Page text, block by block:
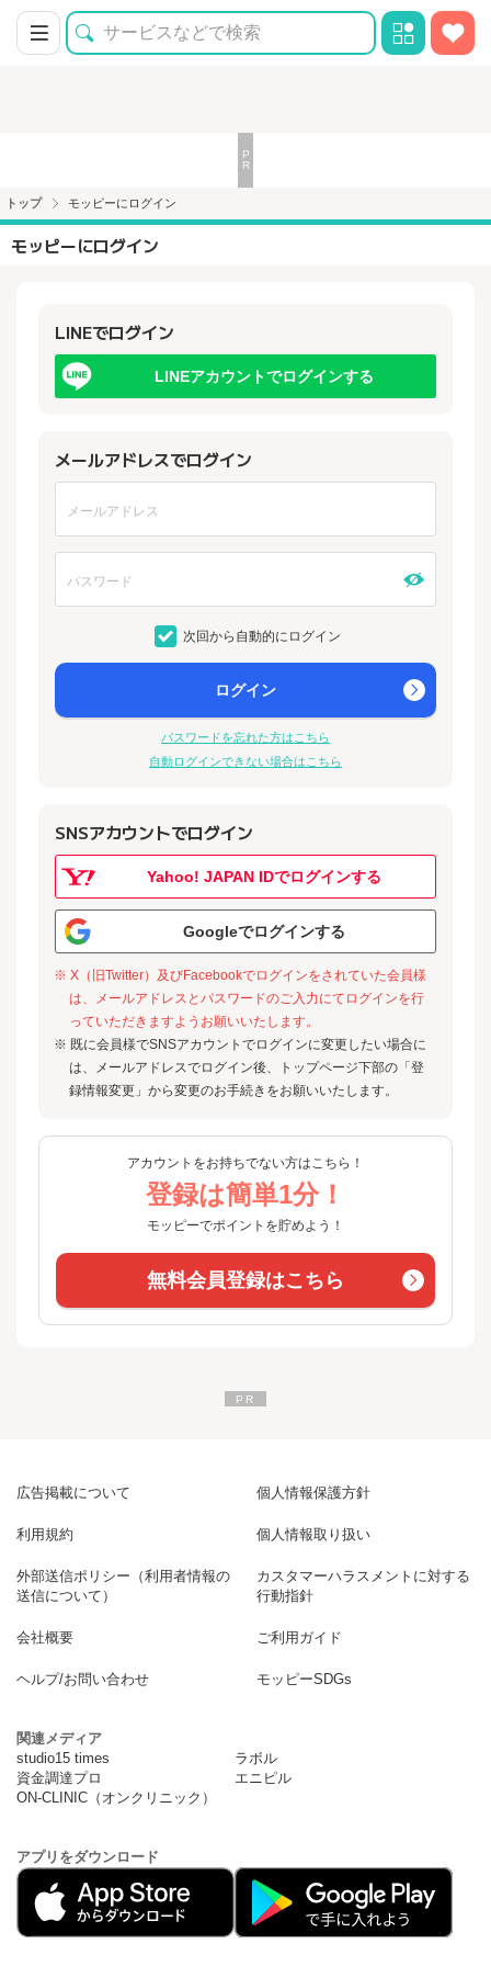
トップ モッピーにログイン
モッピーにログイン
LINEでログイン
LINEアカウントでログインする
メールアドレスでログイン
次回から自動的にログイン
ログイン
パスワードを忘れた方はこちら
自動ログインできない場合はこちら
SNSアカウントでログイン
Yahoo! JAPAN IDでログインする
Googleでログインする
※ X（旧Twitter）及びFacebookでログインをされていた会員様
は、メールアドレスとパスワードのご入力にてログインを行
っていただきますようお願いいたします。
※ 既に会員様でSNSアカウントでログインに変更したい場合に
は、メールアドレスでログイン後、トップページ下部の「登
録情報変更」から変更のお手続きをお願いいたします。
アカウントをお持ちでない方はこちら！
登録は簡単1分！
モッピーでポイントを貯めよう！
無料会員登録はこちら
広告掲載について 個人情報保護方針
利用規約 個人情報取り扱い
外部送信ポリシー（利用者情報の
送信について）
カスタマーハラスメントに対する
行動指針
会社概要 ご利用ガイド
ヘルプ/お問い合わせ モッピーSDGs
関連メディア
studio15 times
ラボル
資金調達プロ
エニピル
ON-CLINIC（オンクリニック）
アプリをダウンロード